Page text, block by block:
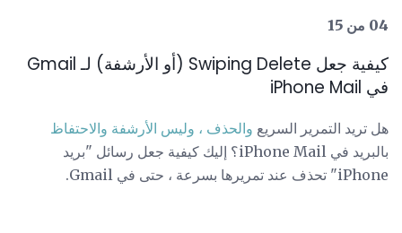
04 من 15
كيفية جعل Swiping Delete (أو الأرشفة) لـ Gmail
في iPhone Mail
هل تريد التمرير السريع والحذف ، وليس الأرشفة والاحتفاظ
بالبريد في iPhone Mail؟ إليك كيفية جعل رسائل "بريد
iPhone" تحذف عند تمريرها بسرعة ، حتى في Gmail.